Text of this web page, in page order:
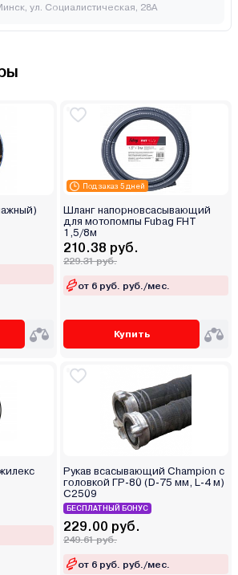
ул. Социалистическая, 28А
Под заказ 5 дней
Шланг напорновсасывающий
для мотопомпы Fubag FHT
1,5/8м
210.38 руб.
229.31 руб.
от 6 руб. руб./мес.
Купить
Рукав всасывающий Champion с
головкой ГР-80 (D-75 мм, L-4 м)
C2509
БЕСПЛАТНЫЙ БОНУС
229.00 руб.
249.61 руб.
от 6 руб. руб./мес.